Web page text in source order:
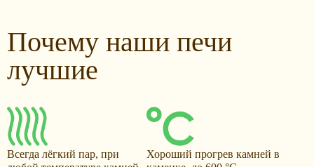
Почему наши печи
лучшие
Всегда лёгкий пар, при
Хороший прогрев камней в